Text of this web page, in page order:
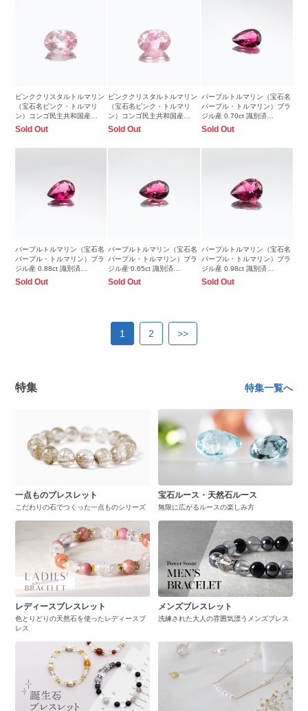
ピンククリスタルトルマリン
（宝石名ピンク・トルマリ
ン）コンゴ民主共和国産
1.03ct 識別済8.0x5.9mm前後
Sold Out
ピンククリスタルトルマリン
（宝石名ピンク・トルマリ
ン）コンゴ民主共和国産
1.27ct 識別済8.1x6.1mm前後
Sold Out
パープルトルマリン（宝石名
パープル・トルマリン）ブラ
ジル産 0.70ct 識別済
7.8x5.1mm前後
Sold Out
パープルトルマリン（宝石名
パープル・トルマリン）ブラ
ジル産 0.88ct 識別済
8.1x5.7mm前後
Sold Out
パープルトルマリン（宝石名
パープル・トルマリン）ブラ
ジル産 0.65ct 識別済
7.7x5.0mm前後
Sold Out
パープルトルマリン（宝石名
パープル・トルマリン）ブラ
ジル産 0.98ct 識別済
8.1x5.8mm前後
Sold Out
1 2 >>
特集 特集一覧へ
一点ものブレスレット
こだわりの石でつくった一点ものシリーズ
宝石ルース・天然石ルース
無限に広がるルースの楽しみ方
レディースブレスレット
色とりどりの天然石を使ったレディースブ
レス
メンズブレスレット
洗練された大人の雰囲気漂うメンズブレス